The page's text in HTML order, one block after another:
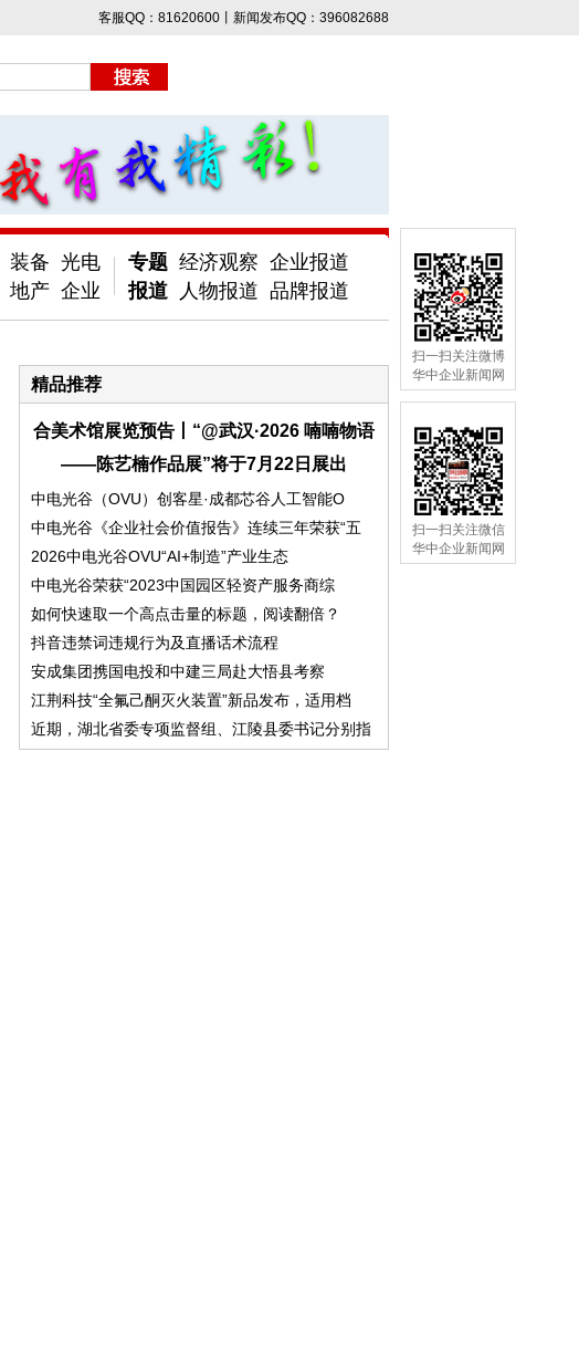
客服QQ：81620600丨新闻发布QQ：396082688
装备 光电
地产 企业
专题
报道
经济观察 企业报道
人物报道 品牌报道
扫一扫关注微博
华中企业新闻网
扫一扫关注微信
华中企业新闻网
精品推荐
合美术馆展览预告丨“@武汉·2026 喃喃物语
——陈艺楠作品展”将于7月22日展出
中电光谷（OVU）创客星·成都芯谷人工智能O
中电光谷《企业社会价值报告》连续三年荣获“五
2026中电光谷OVU“AI+制造”产业生态
中电光谷荣获“2023中国园区轻资产服务商综
如何快速取一个高点击量的标题，阅读翻倍？
抖音违禁词违规行为及直播话术流程
安成集团携国电投和中建三局赴大悟县考察
江荆科技“全氟己酮灭火装置”新品发布，适用档
近期，湖北省委专项监督组、江陵县委书记分别指